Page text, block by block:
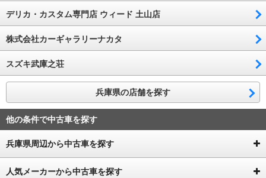
デリカ・カスタム専門店 ウィード 土山店
株式会社カーギャラリーナカタ
スズキ武庫之荘
兵庫県の店舗を探す
他の条件で中古車を探す
兵庫県周辺から中古車を探す
人気メーカーから中古車を探す